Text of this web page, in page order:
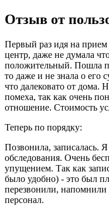
Отзыв от
Первый раз идя на прием
центр, даже не думала
положительный. Пошла
то даже и не знала о его
что далековато от дома.
помеха, так как очень
отношение. Стоимость
Теперь по порядку:
Позвонила, записалась.
обследования. Очень
упущением. Так как
было удобно) - это был
перезвонили,
персонал.